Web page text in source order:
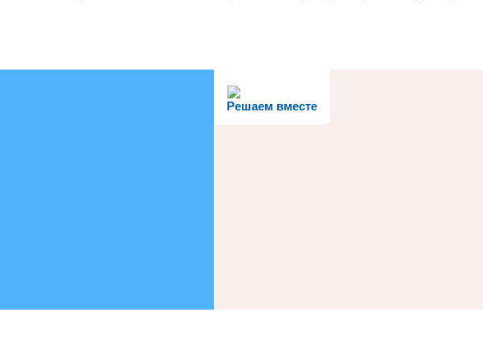
Решаем вместе